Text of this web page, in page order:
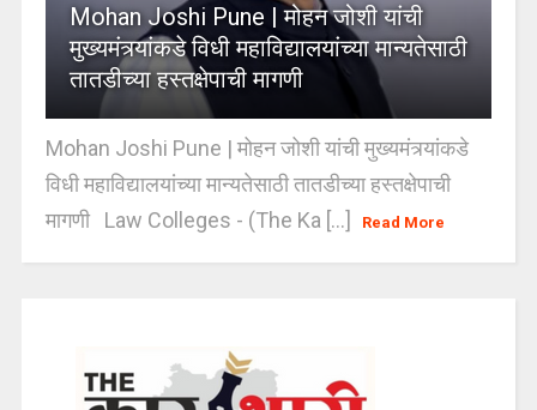
Mohan Joshi Pune | मोहन जोशी यांची
मुख्यमंत्र्यांकडे विधी महाविद्यालयांच्या मान्यतेसाठी
तातडीच्या हस्तक्षेपाची मागणी
Mohan Joshi Pune | मोहन जोशी यांची मुख्यमंत्र्यांकडे
विधी महाविद्यालयांच्या मान्यतेसाठी तातडीच्या हस्तक्षेपाची
मागणी Law Colleges - (The Ka [...]
Read More